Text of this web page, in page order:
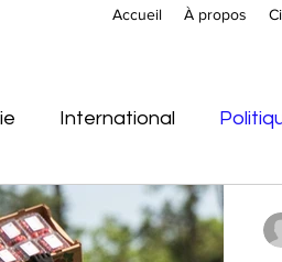
Accueil À propos
International
Unis Afrique